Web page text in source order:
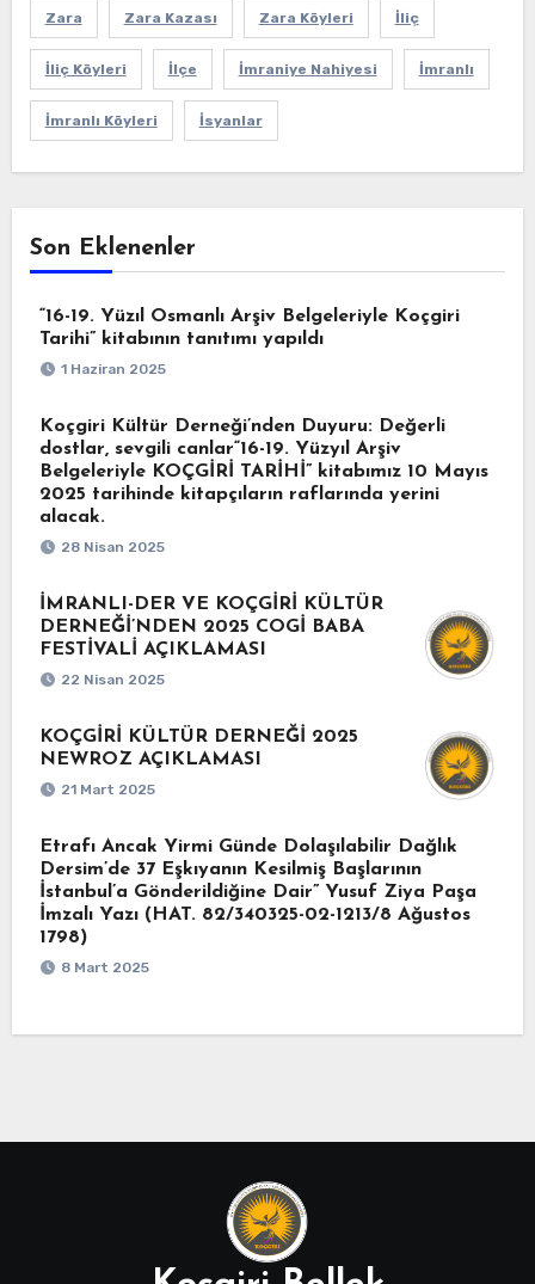
Zara Zara Kazası Zara Köyleri İliç
İliç Köyleri İlçe İmraniye Nahiyesi İmranlı
İmranlı Köyleri İsyanlar
Son Eklenenler
“16-19. Yüzıl Osmanlı Arşiv Belgeleriyle Koçgiri
Tarihi” kitabının tanıtımı yapıldı
1 Haziran 2025
Koçgiri Kültür Derneği’nden Duyuru: Değerli
dostlar, sevgili canlar“16-19. Yüzyıl Arşiv
Belgeleriyle KOÇGİRİ TARİHİ” kitabımız 10 Mayıs
2025 tarihinde kitapçıların raflarında yerini
alacak.
28 Nisan 2025
İMRANLI-DER VE KOÇGİRİ KÜLTÜR
DERNEĞİ’NDEN 2025 COGİ BABA
FESTİVALİ AÇIKLAMASI
22 Nisan 2025
KOÇGİRİ KÜLTÜR DERNEĞİ 2025
NEWROZ AÇIKLAMASI
21 Mart 2025
Etrafı Ancak Yirmi Günde Dolaşılabilir Dağlık
Dersim’de 37 Eşkıyanın Kesilmiş Başlarının
İstanbul’a Gönderildiğine Dair” Yusuf Ziya Paşa
İmzalı Yazı (HAT. 82/340325-02-1213/8 Ağustos
1798)
8 Mart 2025